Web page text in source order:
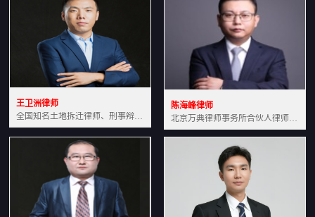
王卫洲律师
全国知名土地拆迁律师、刑事辩护律师北京万典律师事务所主任中国法学会会员北京市行政法研究会理事
陈海峰律师
北京万典律师事务所合伙人律师土地房产专业资深律师